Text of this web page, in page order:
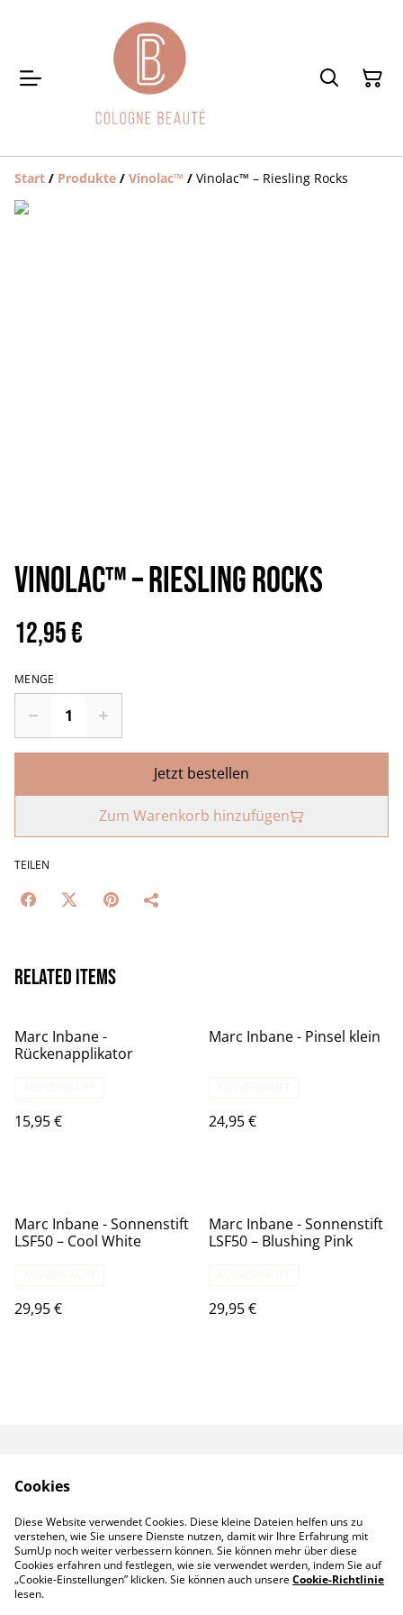
Start / Produkte / Vinolac™️ / Vinolac™️ – Riesling Rocks
Vinolac™️ – Riesling Rocks
12,95 €
MENGE
Jetzt bestellen
Zum Warenkorb hinzufügen
TEILEN
Related items
Marc Inbane -
Rückenapplikator
15,95 €
Marc Inbane - Pinsel klein
24,95 €
Marc Inbane - Sonnenstift
LSF50 – Cool White
29,95 €
Marc Inbane - Sonnenstift
LSF50 – Blushing Pink
29,95 €
Geschäftsbedingung
en
Cookies
Diese Website verwendet Cookies. Diese kleine Dateien helfen uns zu
verstehen, wie Sie unsere Dienste nutzen, damit wir Ihre Erfahrung mit
SumUp noch weiter verbessern können. Sie können mehr über diese
Cookies erfahren und festlegen, wie sie verwendet werden, indem Sie auf
„Cookie-Einstellungen” klicken. Sie können auch unsereCookie-Richtlinie
lesen.